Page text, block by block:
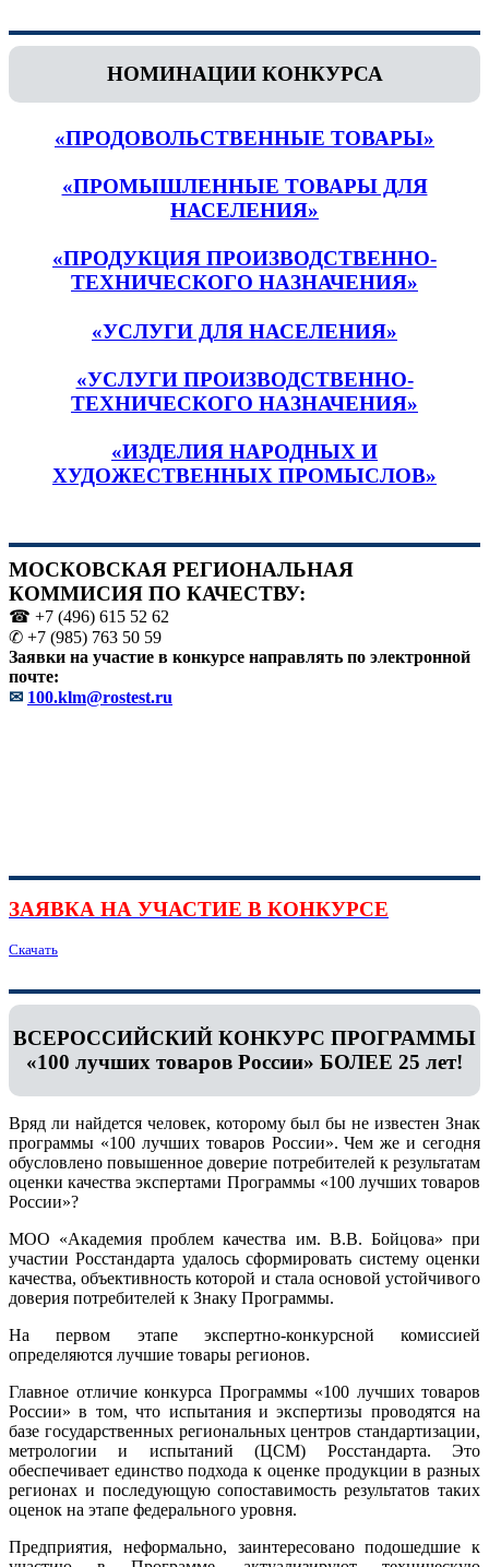
НОМИНАЦИИ КОНКУРСА
«ПРОДОВОЛЬСТВЕННЫЕ ТОВАРЫ»
«ПРОМЫШЛЕННЫЕ ТОВАРЫ ДЛЯ
НАСЕЛЕНИЯ»
«ПРОДУКЦИЯ ПРОИЗВОДСТВЕННО-
ТЕХНИЧЕСКОГО НАЗНАЧЕНИЯ»
«УСЛУГИ ДЛЯ НАСЕЛЕНИЯ»
«УСЛУГИ ПРОИЗВОДСТВЕННО-
ТЕХНИЧЕСКОГО НАЗНАЧЕНИЯ»
«ИЗДЕЛИЯ НАРОДНЫХ И
ХУДОЖЕСТВЕННЫХ ПРОМЫСЛОВ»
МОСКОВСКАЯ РЕГИОНАЛЬНАЯ
КОММИСИЯ ПО КАЧЕСТВУ:
☎ +7 (496) 615 52 62
✆ +7 (985) 763 50 59
Заявки на участие в конкурсе направлять по электронной
почте:
✉ 100.klm@rostest.ru
ЗАЯВКА НА УЧАСТИЕ В КОНКУРСЕ
Скачать
ВСЕРОССИЙСКИЙ КОНКУРС ПРОГРАММЫ
«100 лучших товаров России» БОЛЕЕ 25 лет!
Вряд ли найдется человек, которому был бы не известен Знак
программы «100 лучших товаров России». Чем же и сегодня
обусловлено повышенное доверие потребителей к результатам
оценки качества экспертами Программы «100 лучших товаров
России»?
МОО «Академия проблем качества им. В.В. Бойцова» при
участии Росстандарта удалось сформировать систему оценки
качества, объективность которой и стала основой устойчивого
доверия потребителей к Знаку Программы.
На первом этапе экспертно-конкурсной комиссией
определяются лучшие товары регионов.
Главное отличие конкурса Программы «100 лучших товаров
России» в том, что испытания и экспертизы проводятся на
базе государственных региональных центров стандартизации,
метрологии и испытаний (ЦCM) Росстандарта. Это
обеспечивает единство подхода к оценке продукции в разных
регионах и последующую сопоставимость результатов таких
оценок на этапе федерального уровня.
Предприятия, неформально, заинтересовано подошедшие к